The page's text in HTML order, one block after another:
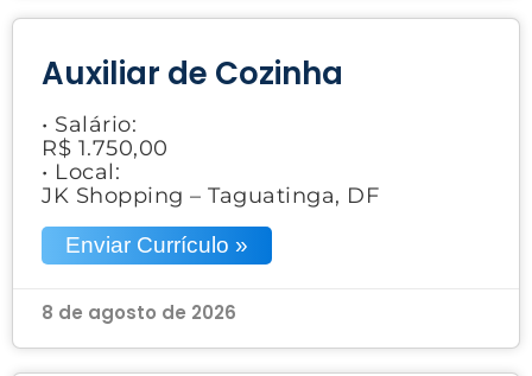
Auxiliar de Cozinha
• Salário:
R$ 1.750,00
• Local:
JK Shopping – Taguatinga, DF
Enviar Currículo »
8 de agosto de 2026